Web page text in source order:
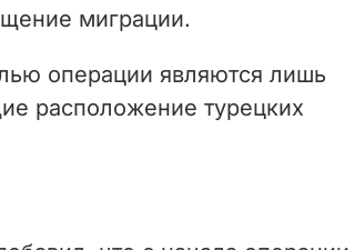
миграции.
операции являются лишь
расположение турецких